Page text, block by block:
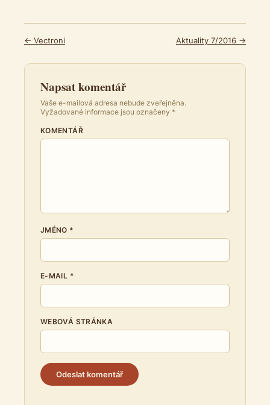
← Vectroni Aktuality 7/2016 →
Napsat komentář
Vaše e-mailová adresa nebude zveřejněna.
Vyžadované informace jsou označeny *
KOMENTÁŘ
JMÉNO *
E-MAIL *
WEBOVÁ STRÁNKA